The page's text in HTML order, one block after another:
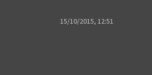
15/10/2015, 12:51